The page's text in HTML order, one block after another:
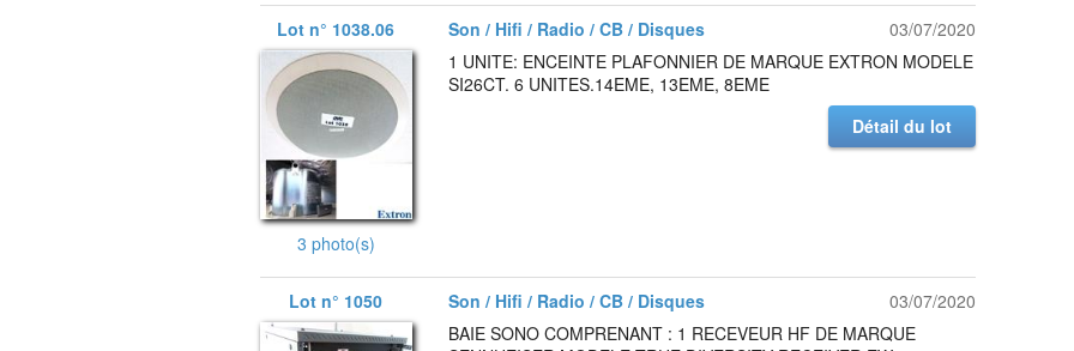
Lot n° 1038.06 Son / Hifi / Radio / CB / Disques 03/07/2020
3 photo(s)
1 UNITE: ENCEINTE PLAFONNIER DE MARQUE EXTRON MODELE
SI26CT. 6 UNITES.14EME, 13EME, 8EME
Détail du lot
Lot n° 1050 Son / Hifi / Radio / CB / Disques
03/07/2020
BAIE SONO COMPRENANT : 1 RECEVEUR HF DE MARQUE